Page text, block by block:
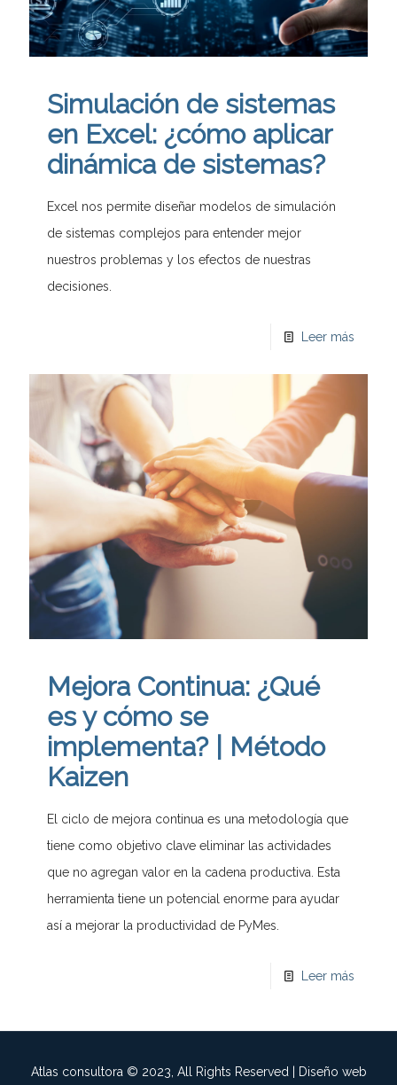
Simulación de sistemas
en Excel: ¿cómo aplicar
dinámica de sistemas?
Excel nos permite diseñar modelos de simulación
de sistemas complejos para entender mejor
nuestros problemas y los efectos de nuestras
decisiones.
Leer más
Mejora Continua: ¿Qué
es y cómo se
implementa? | Método
Kaizen
El ciclo de mejora continua es una metodología que
tiene como objetivo clave eliminar las actividades
que no agregan valor en la cadena productiva. Esta
herramienta tiene un potencial enorme para ayudar
así a mejorar la productividad de PyMes.
Leer más
Atlas consultora © 2023, All Rights Reserved | Diseño web